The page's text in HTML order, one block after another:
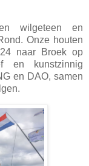
wilgeteen en
Onze houten
naar Broek op
en kunstzinnig
en DAO, samen